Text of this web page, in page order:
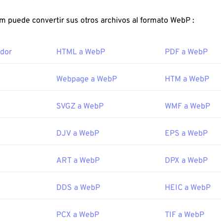
para RWL es
XnView MP . RWL también es compatible con
Raw
para abrir WebP es Google Chrome (Chrome)
. Además de Chrome, todos los demás navegadores web
gratuitos que puedes probar son
Pixelmatory Photopea
, asegúrate de instalar los complementos para abrir WebP.
septiembre de 2010
relacionadas:
FreeConvert.com puede convertir sus otros archivos al formato WebP :
HTML a WebP PDF a WebP
Webpage a WebP HTM a WebP
SVGZ a WebP WMF a WebP
DJV a WebP EPS a WebP
ART a WebP DPX a WebP
DDS a WebP HEIC a WebP
PCX a WebP TIF a WebP